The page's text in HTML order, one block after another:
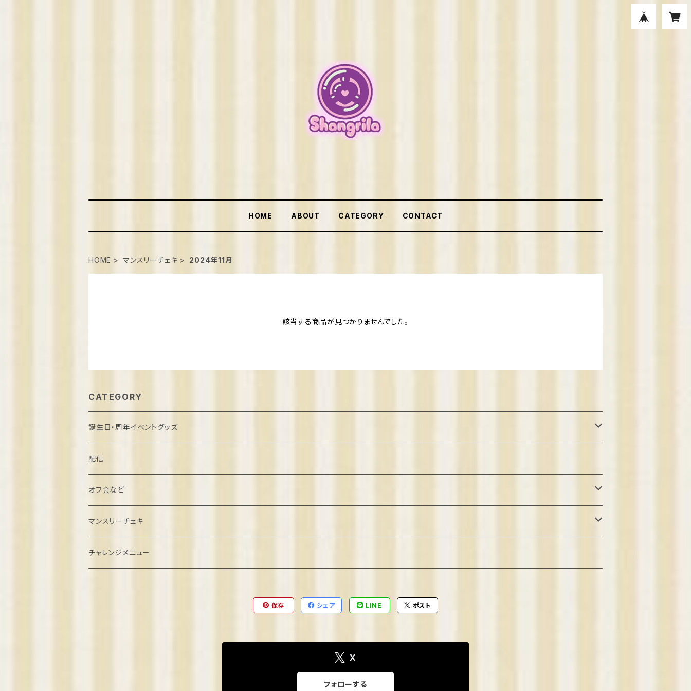
HOME ABOUT CATEGORY CONTACT
HOME マンスリーチェキ 2024年11月
該当する商品が見つかりませんでした。
CATEGORY
誕生日・周年イベントグッズ
葉月しいな誕生日2022
北村こむぎ誕生日2022
璃雲ゆぅい誕生日2022
餅望きなこ誕生日2022
配信
オフ会など
忘年会クラファン
オフ会参加
マンスリーチェキ
２０２４年８月
チャレンジメニュー
保存 シェア LINE ポスト
X
フォローする